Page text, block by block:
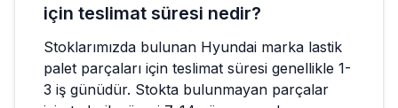
için teslimat süresi nedir?
Stoklarımızda bulunan Hyundai marka lastik
palet parçaları için teslimat süresi genellikle 1-
3 iş günüdür. Stokta bulunmayan parçalar